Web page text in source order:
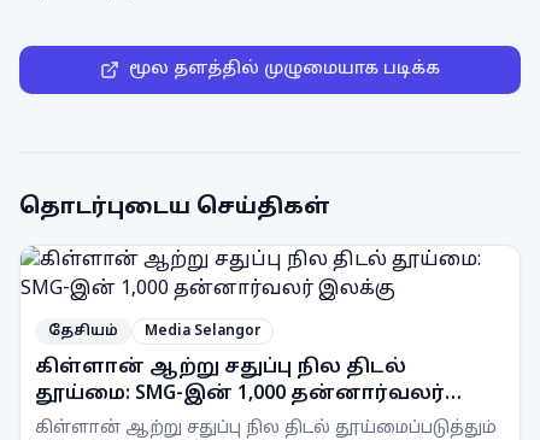
மூல தளத்தில் முழுமையாக படிக்க
தொடர்புடைய செய்திகள்
தேசியம் Media Selangor
கிள்ளான் ஆற்று சதுப்பு நில திடல்
தூய்மை: SMG-இன் 1,000 தன்னார்வலர்
இலக்கு
கிள்ளான் ஆற்று சதுப்பு நில திடல் தூய்மைப்படுத்தும்